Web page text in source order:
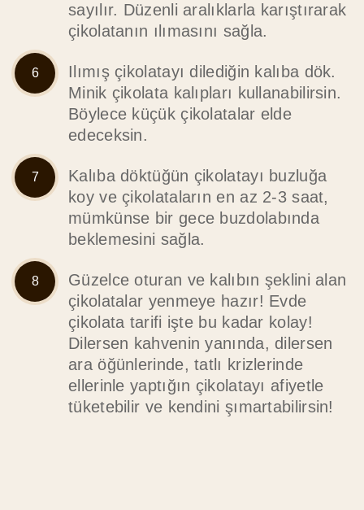
sayılır. Düzenli aralıklarla karıştırarak
çikolatanın ılımasını sağla.
Ilımış çikolatayı dilediğin kalıba dök.
Minik çikolata kalıpları kullanabilirsin.
Böylece küçük çikolatalar elde
edeceksin.
Kalıba döktüğün çikolatayı buzluğa
koy ve çikolataların en az 2-3 saat,
mümkünse bir gece buzdolabında
beklemesini sağla.
Güzelce oturan ve kalıbın şeklini alan
çikolatalar yenmeye hazır! Evde
çikolata tarifi işte bu kadar kolay!
Dilersen kahvenin yanında, dilersen
ara öğünlerinde, tatlı krizlerinde
ellerinle yaptığın çikolatayı afiyetle
tüketebilir ve kendini şımartabilirsin!